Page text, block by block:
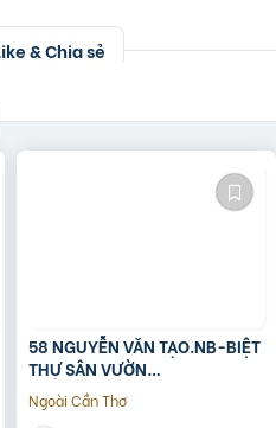
& Chia sẻ
58 NGUYỄN VĂN TẠO.NB-BIỆT
THỰ SÂN VƯỜN
260M2[11x24M]-12.8 TỶ
Ngoài Cần Thơ